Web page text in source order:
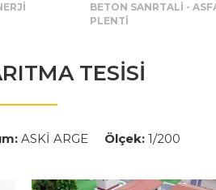
BETON SANRTALİ -
PLENTİ
TESİSİ
ASKİ ARGE Ölçek: 1/200